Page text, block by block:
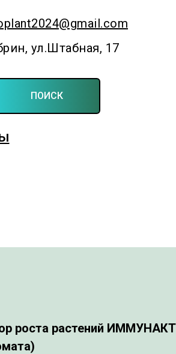
ул.Штабная, 17
ПОИСК
роста растений